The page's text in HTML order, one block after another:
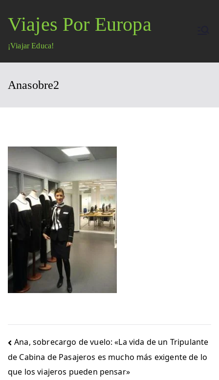
contenido
Viajes Por Europa
¡Viajar Educa!
Anasobre2
Navegación
de
entradas
Ana, sobrecargo de vuelo: «La vida de un Tripulante
de Cabina de Pasajeros es mucho más exigente de lo
que los viajeros pueden pensar»